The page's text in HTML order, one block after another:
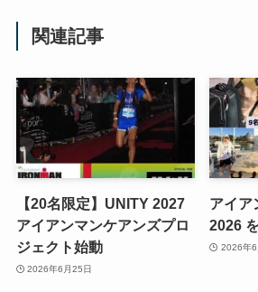
関連記事
【20名限定】UNITY 2027
アイアンマンケアンズプロ
ジェクト始動
2026年6月25日
アイア
2026
2026年6